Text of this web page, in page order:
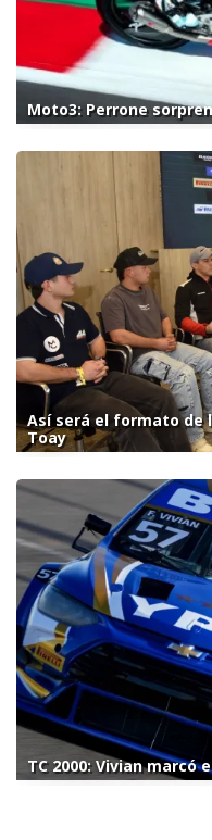
Moto3: Perrone
Así será el formato de
Toay
TC 2000: Vivian marcó